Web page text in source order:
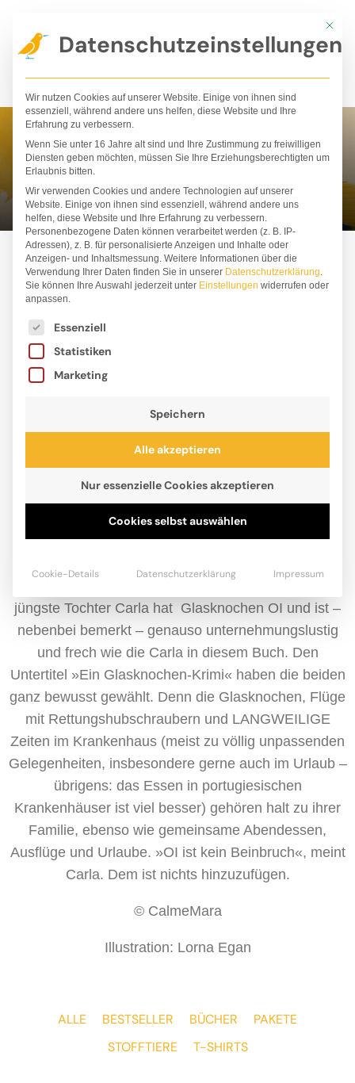
Inhalt
springen
Jost Hinrich
Jost Hinrich, Jahrgang 1964, ist Vater von vier
erwachsenen Kindern. Im echten Leben beschäftigt
jüngste Tochter Carla hat Glasknochen OI und ist –
nebenbei bemerkt – genauso unternehmungslustig
und frech wie die Carla in diesem Buch. Den
Untertitel »Ein Glasknochen-Krimi« haben die beiden
ganz bewusst gewählt. Denn die Glasknochen, Flüge
mit Rettungshubschraubern und LANGWEILIGE
Zeiten im Krankenhaus (meist zu völlig unpassenden
Gelegenheiten, insbesondere gerne auch im Urlaub –
übrigens: das Essen in portugiesischen
Krankenhäuser ist viel besser) gehören halt zu ihrer
Familie, ebenso wie gemeinsame Abendessen,
Ausflüge und Urlaube. »OI ist kein Beinbruch«, meint
Carla. Dem ist nichts hinzuzufügen.
© CalmeMara
Illustration: Lorna Egan
ALLE BESTSELLER BÜCHER
PAKETE
STOFFTIERE
T-SHIRTS
Mit
Datenschutzeinstellungen
Wir nutzen Cookies auf unserer Website. Einige von ihnen sind
essenziell, während andere uns helfen, diese Website und Ihre
Erfahrung zu verbessern.
Wenn Sie unter 16 Jahre alt sind und Ihre Zustimmung zu freiwilligen
Diensten geben möchten, müssen Sie Ihre Erziehungsberechtigten um
Erlaubnis bitten.
Wir verwenden Cookies und andere Technologien auf unserer
Website. Einige von ihnen sind essenziell, während andere uns
helfen, diese Website und Ihre Erfahrung zu verbessern.
Personenbezogene Daten können verarbeitet werden (z. B. IP-
Adressen), z. B. für personalisierte Anzeigen und Inhalte oder
Anzeigen- und Inhaltsmessung. Weitere Informationen über die
Verwendung Ihrer Daten finden Sie in unserer Datenschutzerklärung.
Sie können Ihre Auswahl jederzeit unter Einstellungen widerrufen oder
anpassen.
Es folgt eine Liste der Service-Gruppen, für die
Essenziell
Statistiken
Marketing
Speichern
Alle akzeptieren
Nur essenzielle Cookies akzeptieren
Cookies selbst auswählen
Cookie-Details Datenschutzerklärung Impressum